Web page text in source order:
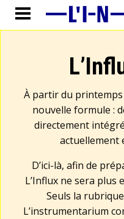
À partir du
nouvelle formule :
directement
actuellement
D’ici-là, afin de
L’Influx ne sera plus
Seuls la
L’instrumentarium